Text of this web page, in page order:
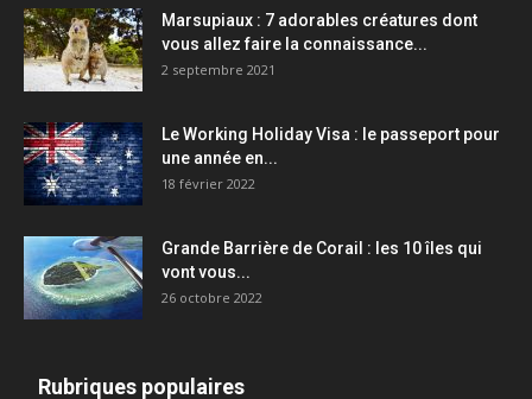
Marsupiaux : 7 adorables créatures dont
vous allez faire la connaissance...
2 septembre 2021
Le Working Holiday Visa : le passeport pour
une année en...
18 février 2022
Grande Barrière de Corail : les 10 îles qui
vont vous...
26 octobre 2022
Rubriques populaires